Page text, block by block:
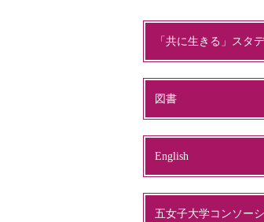
「共に生きる」スタ
図書
English
五女子大学コンソー